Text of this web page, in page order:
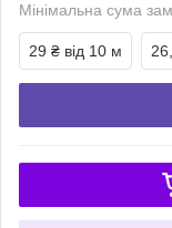
Мінімальна сума
29 ₴ від 10 м